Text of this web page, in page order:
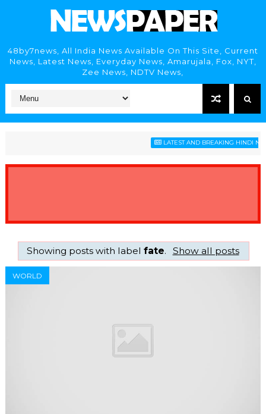
48by7news, All India News Available On This Site, Current
News, Latest News, Everyday News, Amarujala, Fox, NYT,
Zee News, NDTV News,
LATEST AND BREAKING HINDI
Showing posts with labelfate. Show all posts
WORLD